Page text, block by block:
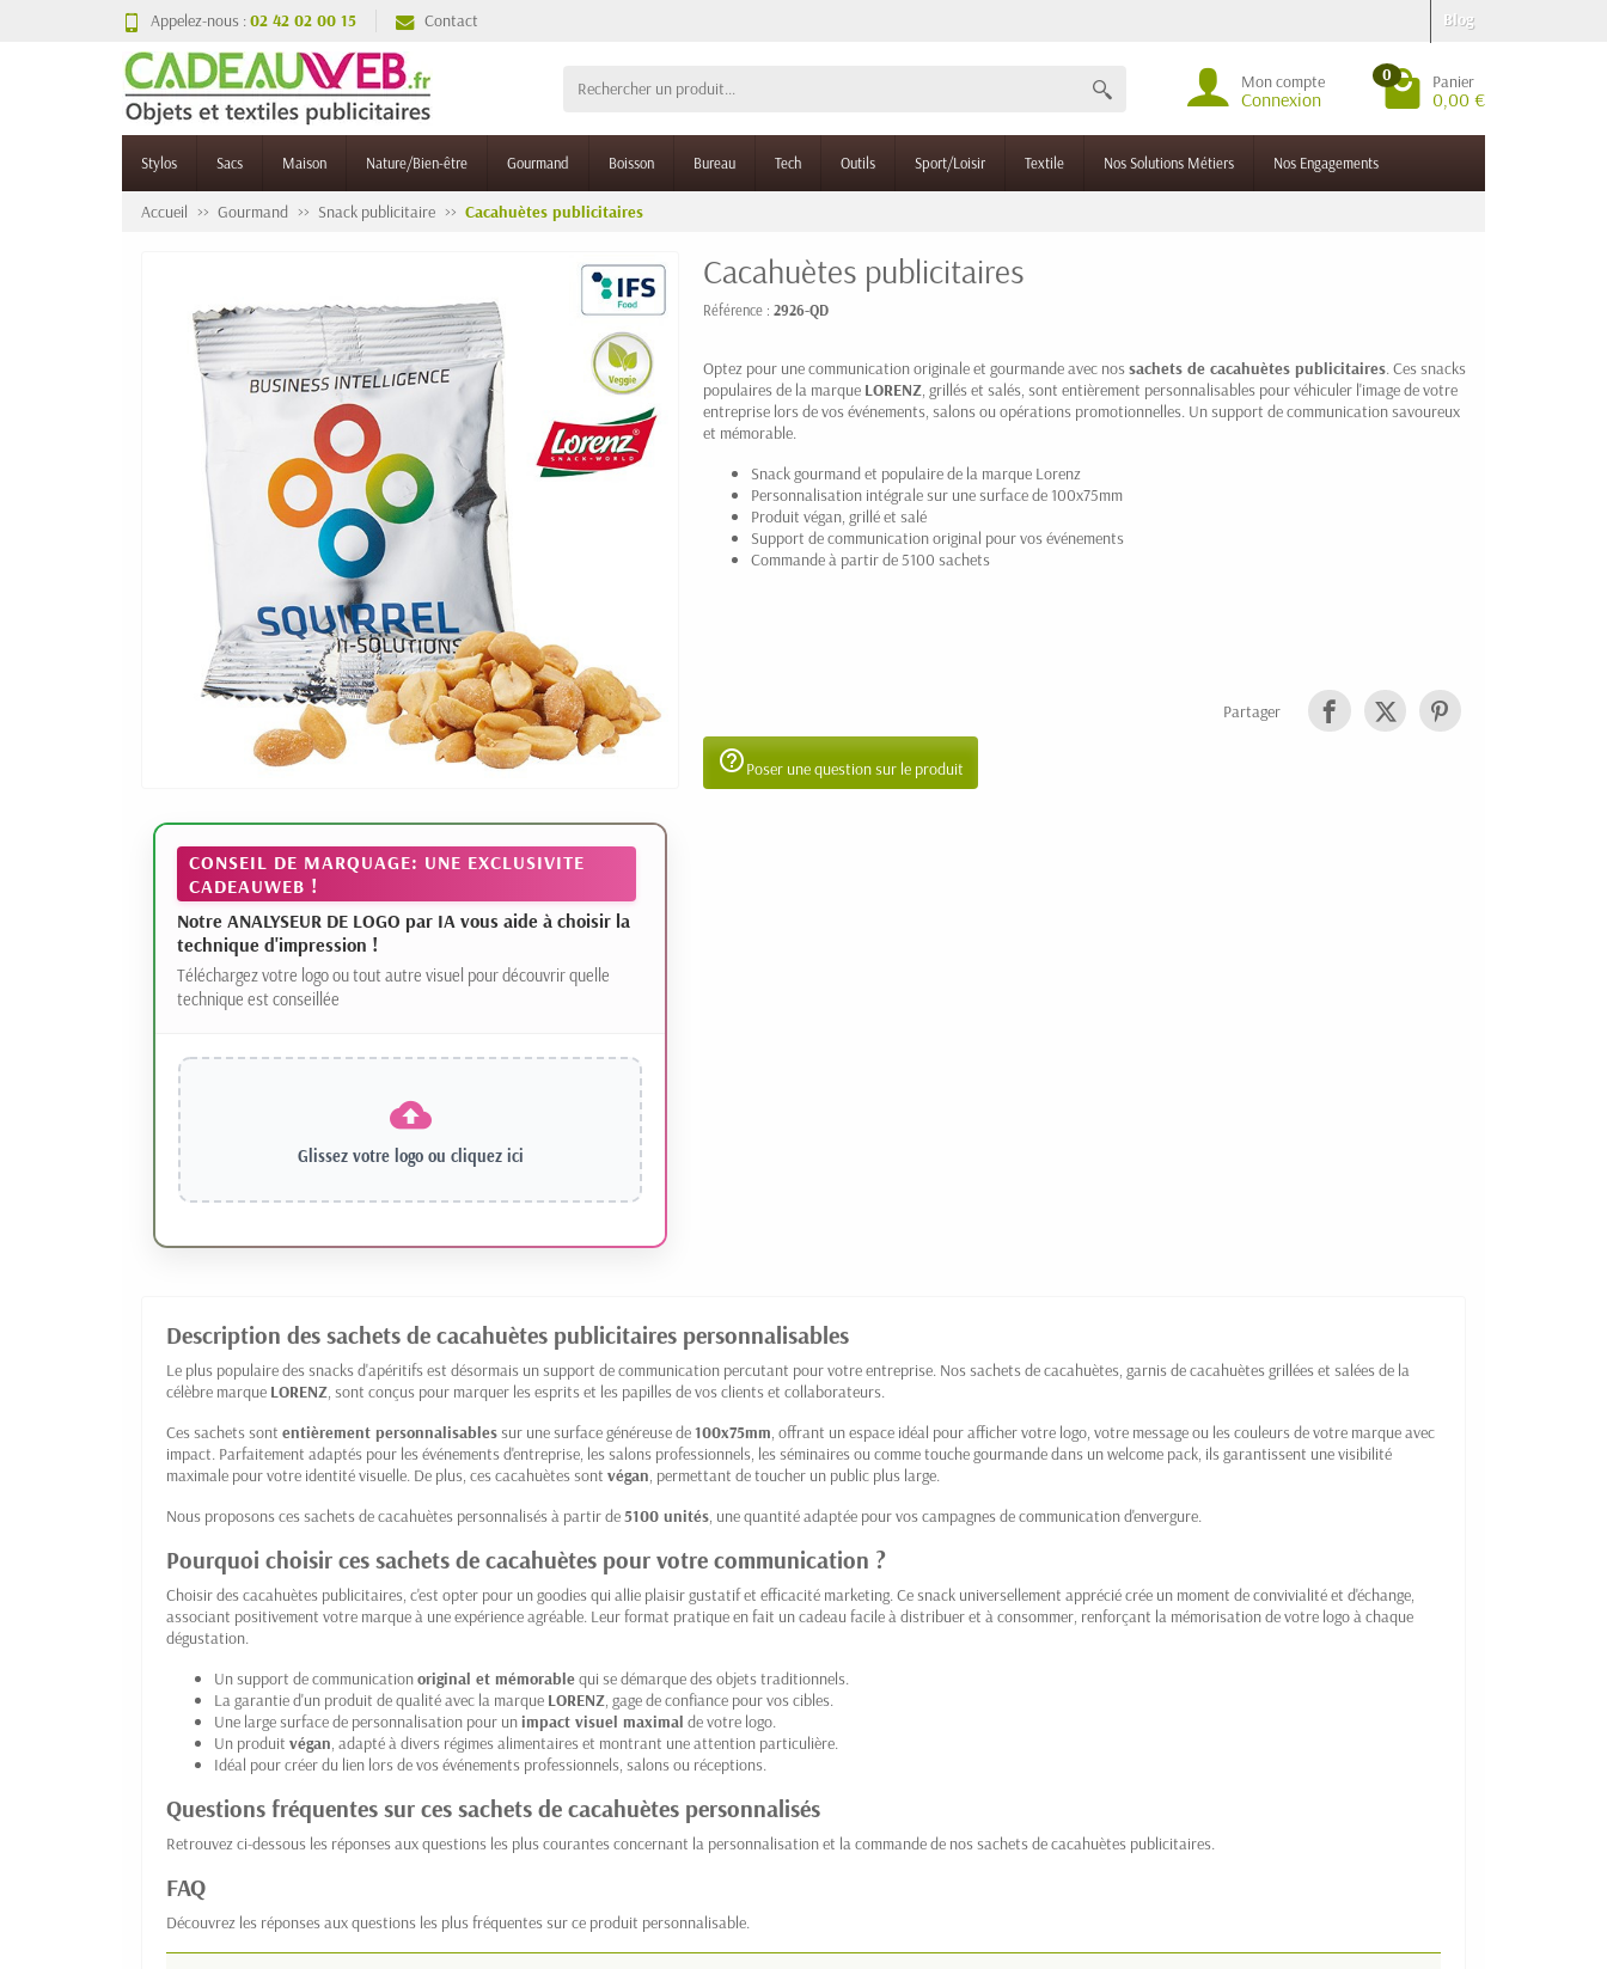
Appelez-nous :02 42 02 00 15 Contact Blog
Mon compte
Connexion
0 Panier
0,00 €
Stylos Sacs Maison Nature/Bien-être Gourmand Boisson Bureau Tech Outils Sport/Loisir Textile Nos Solutions Métiers Nos Engagements
Accueil Gourmand Snack publicitaire Cacahuètes publicitaires
CONSEIL DE MARQUAGE: UNE EXCLUSIVITE
CADEAUWEB !
Notre ANALYSEUR DE LOGO par IA vous aide à choisir la
technique d'impression !
Téléchargez votre logo ou tout autre visuel pour découvrir quelle
technique est conseillée
Glissez votre logo ou cliquez ici
Cacahuètes publicitaires
Référence : 2926-QD
Optez pour une communication originale et gourmande avec nossachets de cacahuètes publicitaires. Ces snacks
populaires de la marque LORENZ, grillés et salés, sont entièrement personnalisables pour véhiculer l'image de votre
entreprise lors de vos événements, salons ou opérations promotionnelles. Un support de communication savoureux
et mémorable.
Snack gourmand et populaire de la marque Lorenz
Personnalisation intégrale sur une surface de 100x75mm
Produit végan, grillé et salé
Support de communication original pour vos événements
Commande à partir de 5100 sachets
Partager
help_outlinePoser une question sur le produit
Description des sachets de cacahuètes publicitaires personnalisables
Le plus populaire des snacks d'apéritifs est désormais un support de communication percutant pour votre entreprise. Nos sachets de cacahuètes, garnis de cacahuètes grillées et salées de la
célèbre marque LORENZ , sont conçus pour marquer les esprits et les papilles de vos clients et collaborateurs.
Ces sachets sont entièrement personnalisables sur une surface généreuse de100x75mm , offrant un espace idéal pour afficher votre logo, votre message ou les couleurs de votre marque avec
impact. Parfaitement adaptés pour les événements d'entreprise, les salons professionnels, les séminaires ou comme touche gourmande dans un welcome pack, ils garantissent une visibilité
maximale pour votre identité visuelle. De plus, ces cacahuètes sont végan , permettant de toucher un public plus large.
Nous proposons ces sachets de cacahuètes personnalisés à partir de5100 unités , une quantité adaptée pour vos campagnes de communication d'envergure.
Pourquoi choisir ces sachets de cacahuètes pour votre communication ?
Choisir des cacahuètes publicitaires, c'est opter pour un goodies qui allie plaisir gustatif et efficacité marketing. Ce snack universellement apprécié crée un moment de convivialité et d'échange,
associant positivement votre marque à une expérience agréable. Leur format pratique en fait un cadeau facile à distribuer et à consommer, renforçant la mémorisation de votre logo à chaque
dégustation.
Un support de communicationoriginal et mémorablequi se démarque des objets traditionnels.
La garantie d'un produit de qualité avec la marque LORENZ , gage de confiance pour vos cibles.
Une large surface de personnalisation pour unimpact visuel maximal de votre logo.
Un produit végan , adapté à divers régimes alimentaires et montrant une attention particulière.
Idéal pour créer du lien lors de vos événements professionnels, salons ou réceptions.
Questions fréquentes sur ces sachets de cacahuètes personnalisés
Retrouvez ci-dessous les réponses aux questions les plus courantes concernant la personnalisation et la commande de nos sachets de cacahuètes publicitaires.
FAQ
Découvrez les réponses aux questions les plus fréquentes sur ce produit personnalisable.